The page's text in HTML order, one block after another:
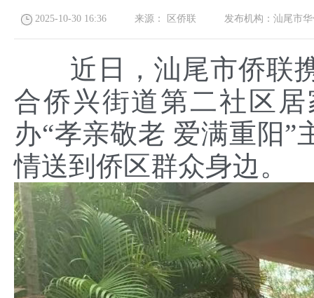
2025-10-30 16:36 来源： 区侨联 发布机构： 汕尾市
近日，汕尾市侨联
合侨兴街道第二社区
办“孝亲敬老 爱满重阳
情送到侨区群众身边。